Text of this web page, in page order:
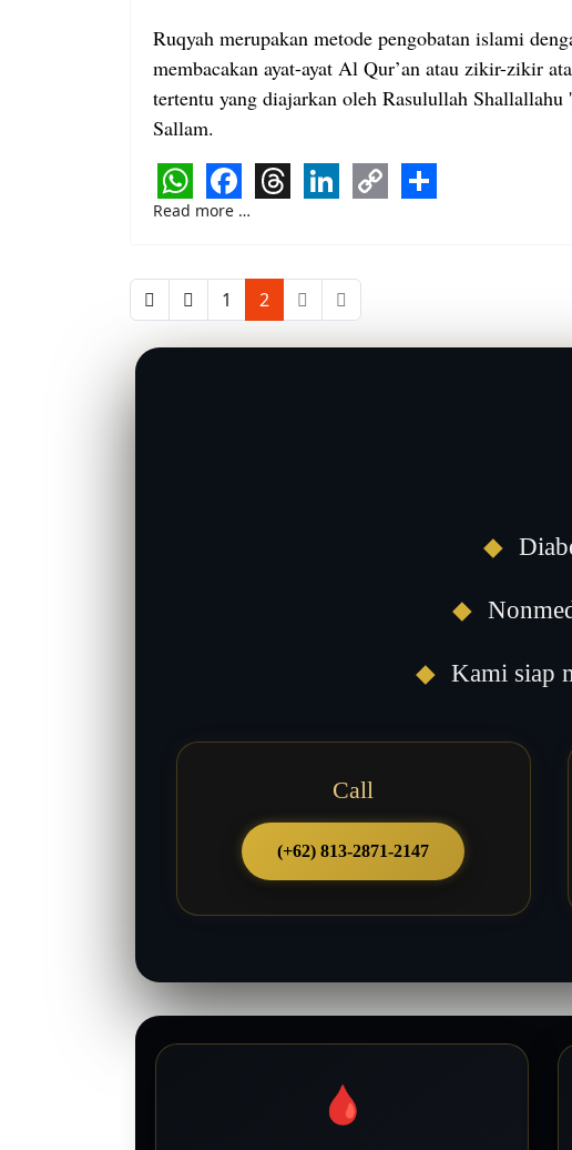
Ruqyah merupakan metode pengobatan islami
membacakan ayat-ayat Al Qur’an atau zikir-zikir
tertentu yang diajarkan oleh Rasulullah
Sallam.
WhatsApp
Facebook
Read more …
1 2
◆
◆
◆ Kami siap
Call
(+62) 813-2871-2147
🩸